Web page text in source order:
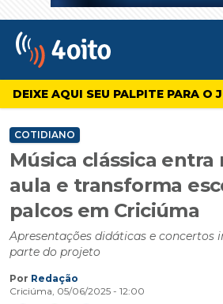
4oito
DEIXE AQUI SEU PALPITE PARA O
COTIDIANO
Música clássica entra
aula e transforma
palcos em Criciúma
Apresentações didáticas e concertos
parte do projeto
Por Redação
Criciúma, 05/06/2025 - 12:00